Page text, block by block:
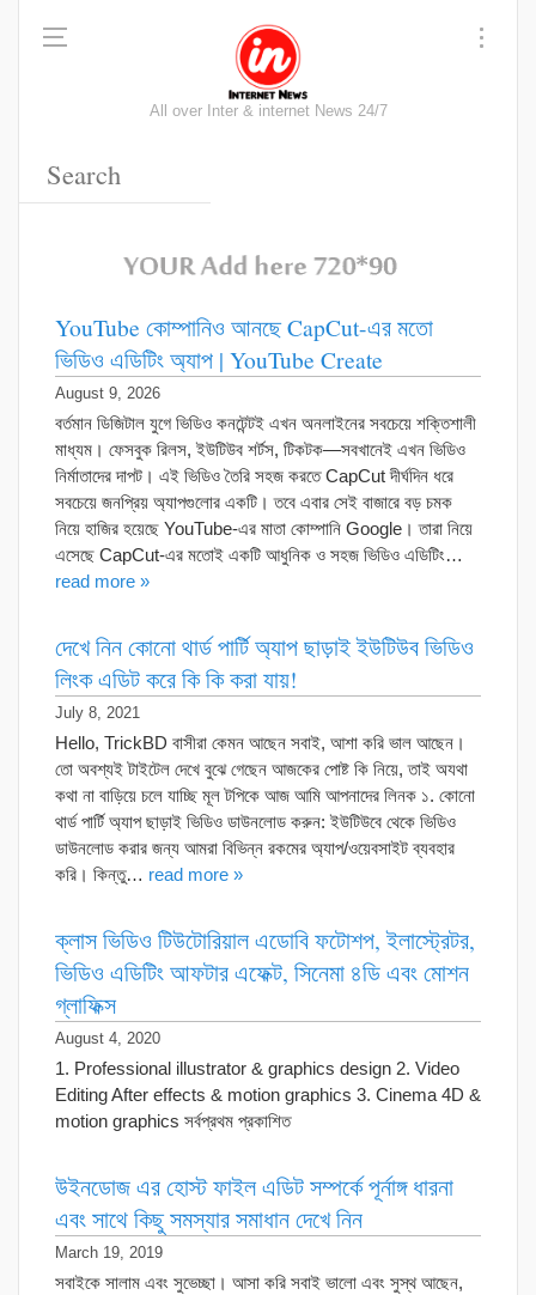
All over Inter & internet News 24/7
YouTube কোম্পানিও আনছে CapCut-এর মতো
ভিডিও এডিটিং অ্যাপ | YouTube Create
August 9, 2026
বর্তমান ডিজিটাল যুগে ভিডিও কনটেন্টই এখন অনলাইনের সবচেয়ে শক্তিশালী
মাধ্যম। ফেসবুক রিলস, ইউটিউব শর্টস, টিকটক—সবখানেই এখন ভিডিও
নির্মাতাদের দাপট। এই ভিডিও তৈরি সহজ করতে CapCut দীর্ঘদিন ধরে
সবচেয়ে জনপ্রিয় অ্যাপগুলোর একটি। তবে এবার সেই বাজারে বড় চমক
নিয়ে হাজির হয়েছে YouTube-এর মাতা কোম্পানি Google। তারা নিয়ে
এসেছে CapCut-এর মতোই একটি আধুনিক ও সহজ ভিডিও এডিটিং…
read more »
দেখে নিন কোনো থার্ড পার্টি অ্যাপ ছাড়াই ইউটিউব ভিডিও
লিংক এডিট করে কি কি করা যায়!
July 8, 2021
Hello, TrickBD বাসীরা কেমন আছেন সবাই, আশা করি ভাল আছেন।
তো অবশ্যই টাইটেল দেখে বুঝে গেছেন আজকের পোষ্ট কি নিয়ে, তাই অযথা
কথা না বাড়িয়ে চলে যাচ্ছি মূল টপিকে আজ আমি আপনাদের লিনক ১. কোনো
থার্ড পার্টি অ্যাপ ছাড়াই ভিডিও ডাউনলোড করুন: ইউটিউবে থেকে ভিডিও
ডাউনলোড করার জন্য আমরা বিভিন্ন রকমের অ্যাপ/ওয়েবসাইট ব্যবহার
করি। কিন্তু… read more »
ক্লাস ভিডিও টিউটোরিয়াল এডোবি ফটোশপ, ইলাস্ট্রেটর,
ভিডিও এডিটিং আফটার এফেক্ট, সিনেমা ৪ডি এবং মোশন
গ্লাফিক্স
August 4, 2020
1. Professional illustrator & graphics design 2. Video
Editing After effects & motion graphics 3. Cinema 4D &
motion graphics সর্বপ্রথম প্রকাশিত
উইনডোজ এর হোস্ট ফাইল এডিট সম্পর্কে পূর্নাঙ্গ ধারনা
এবং সাথে কিছু সমস্যার সমাধান দেখে নিন
March 19, 2019
সবাইকে সালাম এবং সুভেচ্ছা। আসা করি সবাই ভালো এবং সুস্থ আছেন,